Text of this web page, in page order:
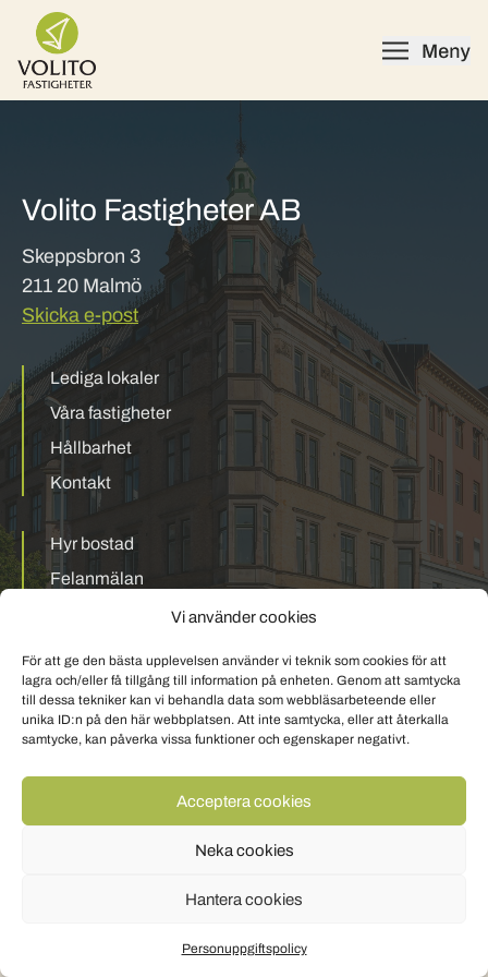
Vi använder cookies
För att ge den bästa upplevelsen använder vi teknik som cookies för att
lagra och/eller få tillgång till information på enheten. Genom att samtycka
till dessa tekniker kan vi behandla data som webbläsarbeteende eller
unika ID:n på den här webbplatsen. Att inte samtycka, eller att återkalla
samtycke, kan påverka vissa funktioner och egenskaper negativt.
Acceptera cookies
Neka cookies
Hantera cookies
Personuppgiftspolicy
Skip to content
Volito Fastigheter AB
Skeppsbron 3
211 20 Malmö
Skicka e-post
Lediga lokaler
Våra fastigheter
Hållbarhet
Kontakt
Hyr bostad
Felanmälan
Personuppgiftspolicy Om cookies